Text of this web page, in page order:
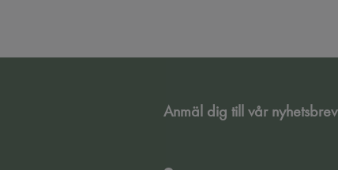
Anmäl dig till vår nyhetsbrev